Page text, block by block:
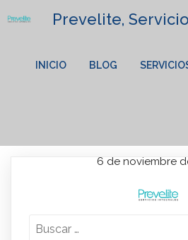
Prevelite,
INICIO BLOG
6 de noviembre
Lorem Ipsum has been the